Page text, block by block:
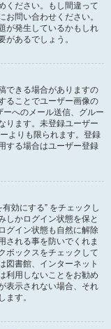
ください。もし間違って
問い合わせください。
が発生しているかもしれ
あるでしょう。
できる場合がありますの
ることでユーザー画像の
へのメール送信、グルー
ります。未登録ユーザー
よりも限られます。登録
する場合はユーザー登録
効にする” をチェックし
しかログイン状態を保と
グイン状態も自然に解除
される事を防いでくれま
ボックスをチェックして
図書館、インターネット
利用しないことをお勧め
表示されない場合、それ
ます。